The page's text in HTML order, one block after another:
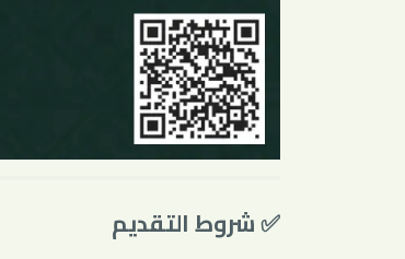
✅ شروط التقديم